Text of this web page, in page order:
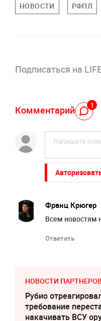
НОВОСТИ РФПЛ
Подписаться на
Комментарий 1
Франц Крюгер
Всем новостям
Ответить
НОВОСТИ ПАРТНЕРОВ
Рубио
требование
накачивать ВСУ